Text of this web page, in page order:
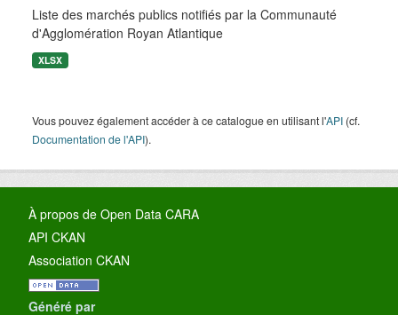
Liste des marchés publics notifiés par la Communauté
d'Agglomération Royan Atlantique
XLSX
Vous pouvez également accéder à ce catalogue en utilisant l'API (cf.
Documentation de l'API).
À propos de Open Data CARA
API CKAN
Association CKAN
Généré par